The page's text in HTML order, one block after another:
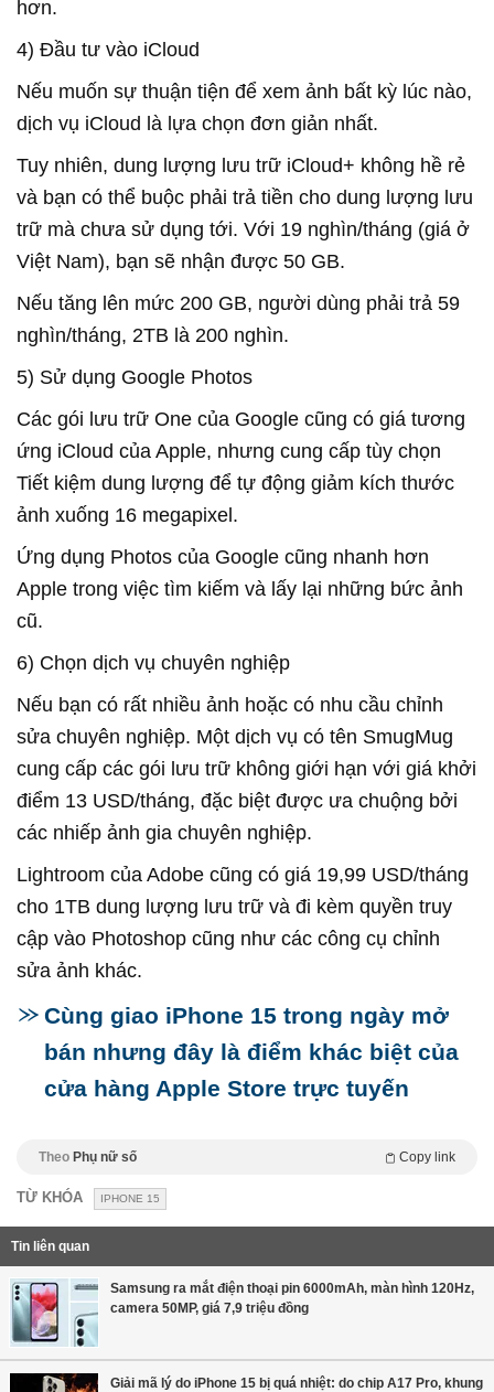
hơn.
4) Đầu tư vào iCloud
Nếu muốn sự thuận tiện để xem ảnh bất kỳ lúc nào,
dịch vụ iCloud là lựa chọn đơn giản nhất.
Tuy nhiên, dung lượng lưu trữ iCloud+ không hề rẻ
và bạn có thể buộc phải trả tiền cho dung lượng lưu
trữ mà chưa sử dụng tới. Với 19 nghìn/tháng (giá ở
Việt Nam), bạn sẽ nhận được 50 GB.
Nếu tăng lên mức 200 GB, người dùng phải trả 59
nghìn/tháng, 2TB là 200 nghìn.
5) Sử dụng Google Photos
Các gói lưu trữ One của Google cũng có giá tương
ứng iCloud của Apple, nhưng cung cấp tùy chọn
Tiết kiệm dung lượng để tự động giảm kích thước
ảnh xuống 16 megapixel.
Ứng dụng Photos của Google cũng nhanh hơn
Apple trong việc tìm kiếm và lấy lại những bức ảnh
cũ.
6) Chọn dịch vụ chuyên nghiệp
Nếu bạn có rất nhiều ảnh hoặc có nhu cầu chỉnh
sửa chuyên nghiệp. Một dịch vụ có tên SmugMug
cung cấp các gói lưu trữ không giới hạn với giá khởi
điểm 13 USD/tháng, đặc biệt được ưa chuộng bởi
các nhiếp ảnh gia chuyên nghiệp.
Lightroom của Adobe cũng có giá 19,99 USD/tháng
cho 1TB dung lượng lưu trữ và đi kèm quyền truy
cập vào Photoshop cũng như các công cụ chỉnh
sửa ảnh khác.
Cùng giao iPhone 15 trong ngày mở
bán nhưng đây là điểm khác biệt của
cửa hàng Apple Store trực tuyến
Theo Phụ nữ số Copy link
TỪ KHÓA IPHONE 15
Tin liên quan
Samsung ra mắt điện thoại pin 6000mAh, màn hình 120Hz,
camera 50MP, giá 7,9 triệu đồng
Giải mã lý do iPhone 15 bị quá nhiệt: do chip A17 Pro, khung